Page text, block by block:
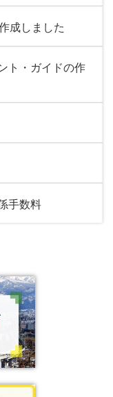
成しました
ト・ガイドの作
手数料